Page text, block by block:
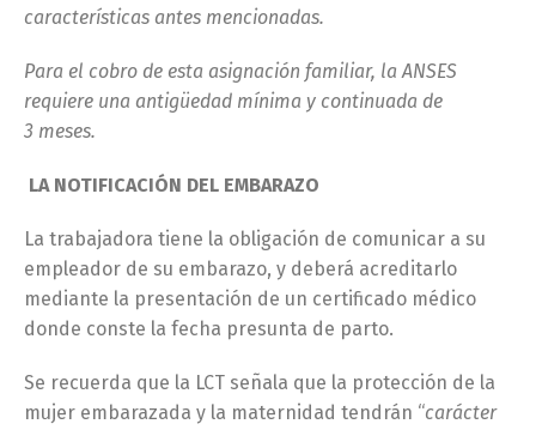
características antes mencionadas.
Para el cobro de esta asignación familiar, la ANSES
requiere una antigüedad mínima y continuada de
3 meses.
LA NOTIFICACIÓN DEL EMBARAZO
La trabajadora tiene la obligación de comunicar a su
empleador de su embarazo, y deberá acreditarlo
mediante la presentación de un certificado médico
donde conste la fecha presunta de parto.
Se recuerda que la LCT señala que la protección de la
mujer embarazada y la maternidad tendrán “carácter